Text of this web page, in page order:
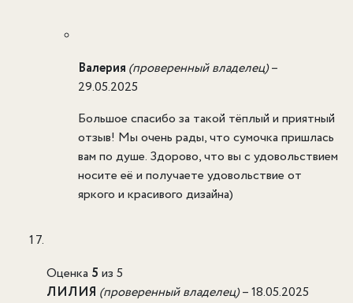
Валерия (проверенный владелец)–
29.05.2025
Большое спасибо за такой тёплый и приятный
отзыв! Мы очень рады, что сумочка пришлась
вам по душе. Здорово, что вы с удовольствием
носите её и получаете удовольствие от
яркого и красивого дизайна)
Оценка 5 из 5
ЛИЛИЯ (проверенный владелец)–18.05.2025